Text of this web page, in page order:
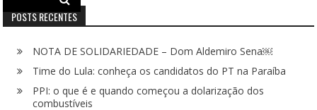
POSTS RECENTES
NOTA DE SOLIDARIEDADE – Dom Aldemiro Sena￼
Time do Lula: conheça os candidatos do PT na Paraíba
PPI: o que é e quando começou a dolarização dos
combustíveis